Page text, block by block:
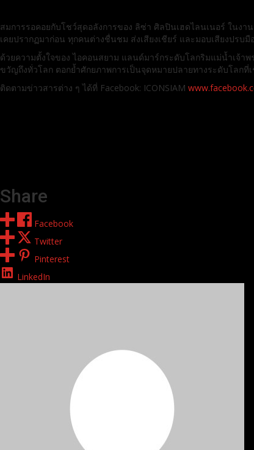
สมการรอคอยกับโชว์สุดอลังการของ ลิซ่า ศิลปินเฮดไลนเนอร์ ในง
เคยปรากฏมาก่อน ทุกคนต่างชื่นชม ส่งเสียงเชียร์ และมอบเสียงปรบมื
ด้วยความตั้งใจของ ไอคอนสยาม แลนด์มาร์กระดับโลกริมแม่น้ำเจ้า
ขวัญถึงทั่วโลก ตอกย้ำศักยภาพการเป็นจุดหมายปลายทางระดับโลก
ติดตามข่าวสารต่าง ๆ ได้ที่ Facebook: ICONSIAM
Share
Facebook
Twitter
Pinterest
LinkedIn